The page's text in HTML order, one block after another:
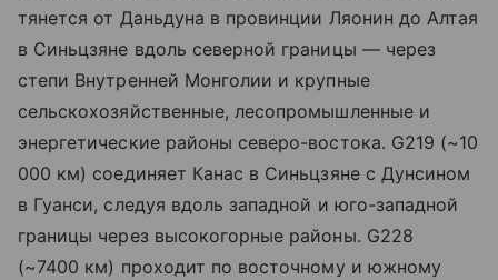
тянется от Даньдуна в провинции Ляонин до Алтая
в Синьцзяне вдоль северной границы — через
степи Внутренней Монголии и крупные
сельскохозяйственные, лесопромышленные и
энергетические районы северо-востока. G219 (~10
000 км) соединяет Канас в Синьцзяне с Дунсином
в Гуанси, следуя вдоль западной и юго-западной
границы через высокогорные районы. G228
(~7400 км) проходит по восточному и южному